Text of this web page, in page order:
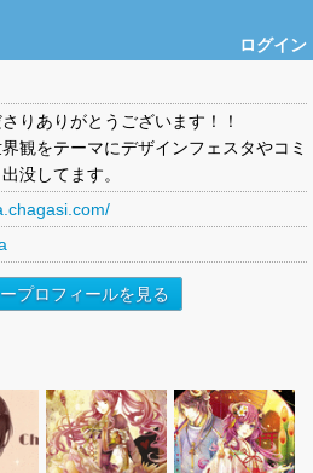
ログイン
りありがとうございます！！
観をテーマにデザインフェスタやコミ
没してます。
プロフィールを見る